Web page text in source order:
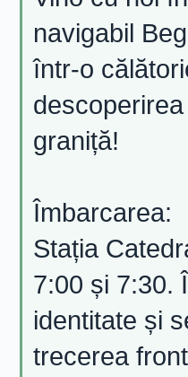
navigabil
într-o
graniță!
Îmbarcarea:
Stația
7:00 și 7:30.
identitate și
trecerea